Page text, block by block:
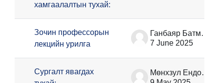
хамгаалалтын тухай:
Зочин профессорын
лекцийн урилга
Ганбаяр Батмөнх
7 June 2025
Сургалт явагдах
Мөнхзул Ёндонжамц